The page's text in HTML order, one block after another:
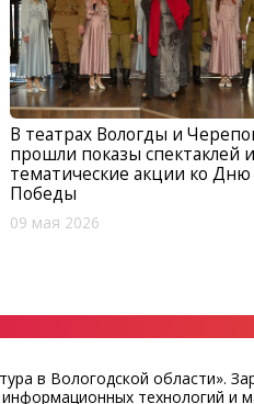
В театрах Вологды и
прошли показы спектаклей и
тематические акции ко Дню
Победы
09 мая 2026
в Вологодской области».
технологий и